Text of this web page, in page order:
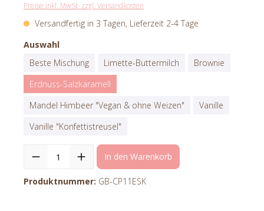
Preise inkl. MwSt. zzgl. Versandkosten
Versandfertig in 3 Tagen, Lieferzeit 2-4 Tage
Auswahl
Beste Mischung
Limette-Buttermilch
Brownie
Erdnuss-Salzkaramell
Mandel Himbeer "Vegan & ohne Weizen"
Vanille
Vanille "Konfettistreusel"
In den Warenkorb
Produktnummer: GB-CP11ESK